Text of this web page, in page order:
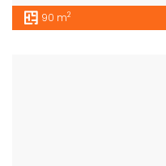
90 m2